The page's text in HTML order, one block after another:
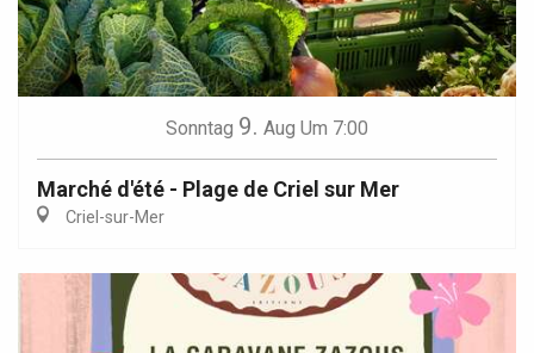
Sonntag 9. Aug Um 7:00
Marché d'été - Plage de Criel sur Mer
Criel-sur-Mer